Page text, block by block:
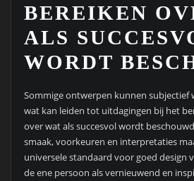
BEREIKEN
ALS
WORDT
Sommige ontwerpen kunnen subjectief
wat kan leiden tot uitdagingen bij het
over wat als succesvol wordt
smaak, voorkeuren en interpretaties
universele standaard voor goed design
de ene persoon als vernieuwend en